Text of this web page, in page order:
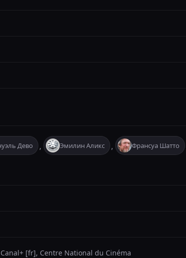
Дево , Эмилин Аликс , Франсуа Шатто
[fr], Centre National du Cinéma